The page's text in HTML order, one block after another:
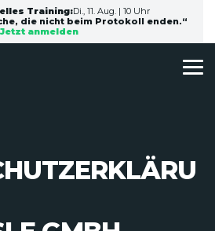
Training:Di., 11. Aug. | 10 Uhr
die nicht beim Protokoll enden.“
Jetzt anmelden